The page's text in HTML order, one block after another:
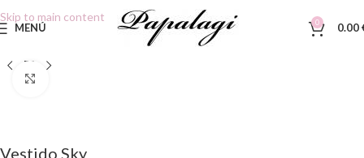
Skip to main content
MENÚ 0 0.00
Vestido Sky